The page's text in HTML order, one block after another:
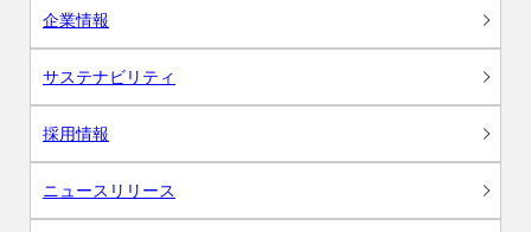
企業情報
サステナビリティ
採用情報
ニュースリリース